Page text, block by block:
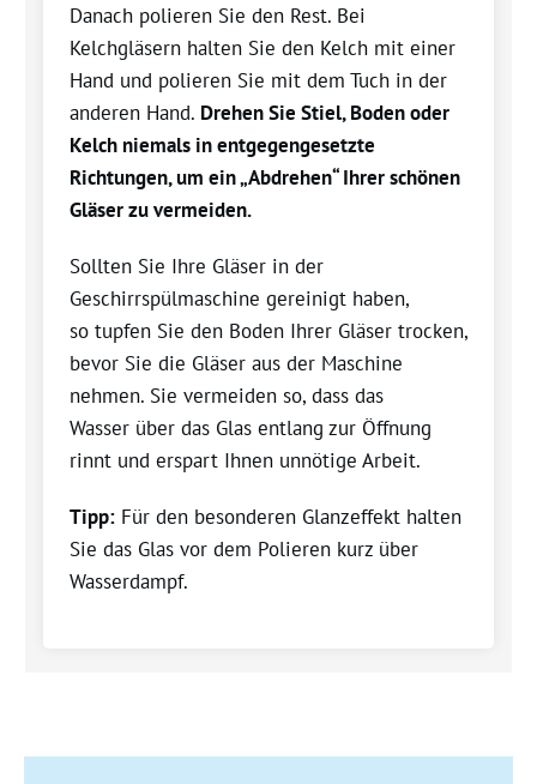
Danach polieren Sie den Rest. Bei
Kelchgläsern halten Sie den Kelch mit einer
Hand und polieren Sie mit dem Tuch in der
anderen Hand. Drehen Sie Stiel, Boden oder
Kelch niemals in entgegengesetzte
Richtungen, um ein „Abdrehen“ Ihrer schönen
Gläser zu vermeiden.
Sollten Sie Ihre Gläser in der
Geschirrspülmaschine gereinigt haben,
so tupfen Sie den Boden Ihrer Gläser trocken,
bevor Sie die Gläser aus der Maschine
nehmen. Sie vermeiden so, dass das
Wasser über das Glas entlang zur Öffnung
rinnt und erspart Ihnen unnötige Arbeit.
Tipp: Für den besonderen Glanzeffekt halten
Sie das Glas vor dem Polieren kurz über
Wasserdampf.